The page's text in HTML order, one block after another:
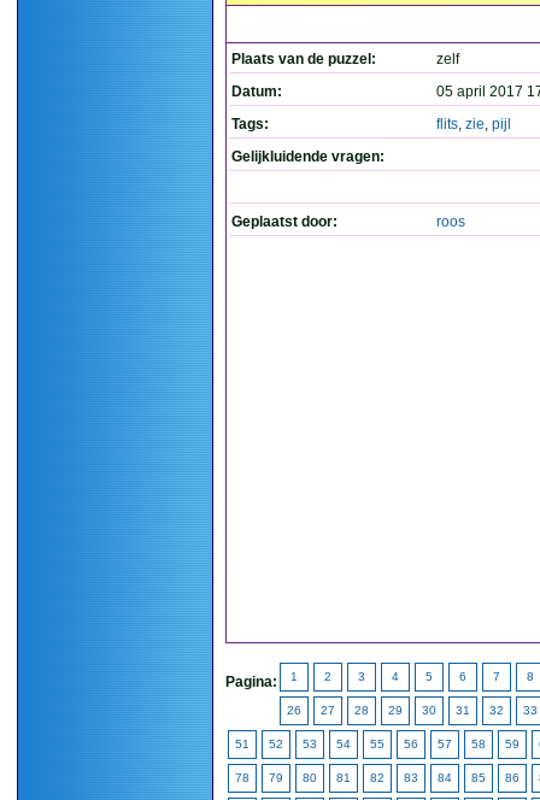
Plaats van de puzzel:
zelf
Datum:
05 april 2017
Tags:
flits, zie, pijl
Gelijkluidende vragen:
Geplaatst door: roos
Pagina: 1 2 3 4 5 6 7 8
26 27 28 29 30 31 32 33
51 52 53 54 55 56 57 58 59
78 79 80 81 82 83 84 85 86